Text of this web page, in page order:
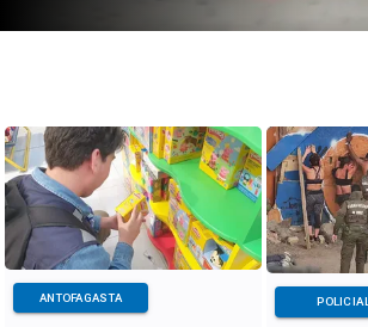
ANTOFAGASTA POLICIAL